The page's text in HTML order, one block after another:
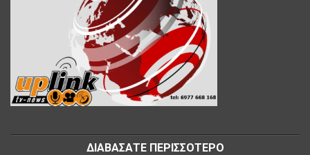
ΔΙΑΒΑΣΑΤΕ ΠΕΡΙΣΣΟΤΕΡΟ